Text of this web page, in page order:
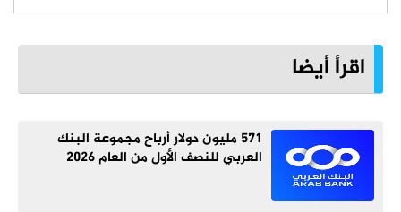
اقرأ أيضا
571 مليون دولار أرباح مجموعة البنك
العربي للنصف الأول من العام 2026